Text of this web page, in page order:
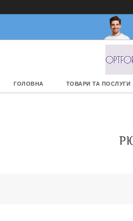
ГОЛОВНА ТОВАРИ ТА ПОСЛУГИ